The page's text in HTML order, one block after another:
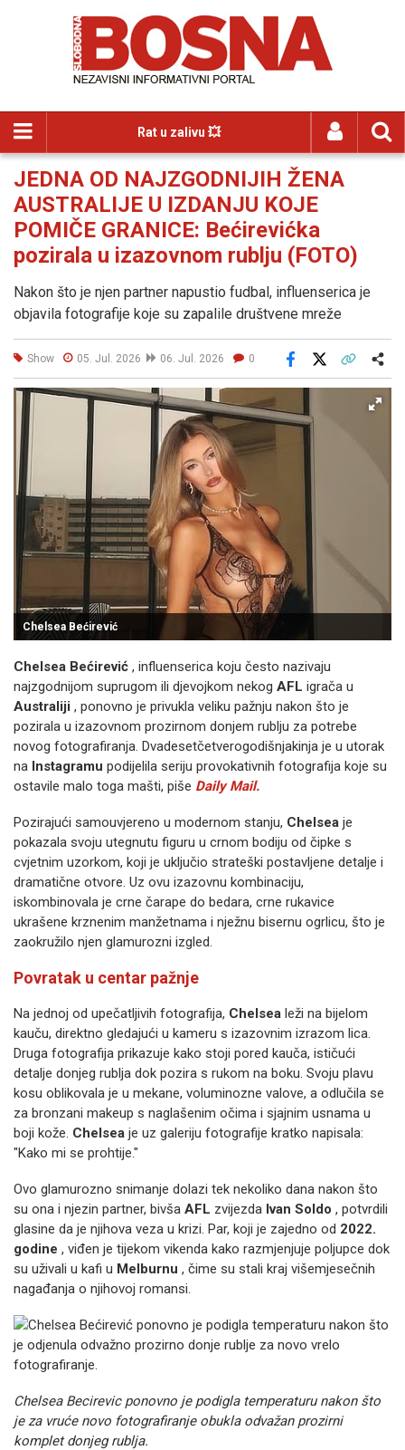
Rat u zalivu 💥
JEDNA OD NAJZGODNIJIH ŽENA
AUSTRALIJE U IZDANJU KOJE
POMIČE GRANICE: Bećirevićka
pozirala u izazovnom rublju (FOTO)
Nakon što je njen partner napustio fudbal, influenserica je
objavila fotografije koje su zapalile društvene mreže
Show 05. Jul. 2026 06. Jul. 2026 0
Facebook
Chelsea Bećirević
Chelsea Bećirević , influenserica koju često nazivaju
najzgodnijom suprugom ili djevojkom nekog AFL igrača u
Australiji , ponovno je privukla veliku pažnju nakon što je
pozirala u izazovnom prozirnom donjem rublju za potrebe
novog fotografiranja. Dvadesetčetverogodišnjakinja je u utorak
na Instagramu podijelila seriju provokativnih fotografija koje su
ostavile malo toga mašti, piše Daily Mail.
Pozirajući samouvjereno u modernom stanju, Chelsea je
pokazala svoju utegnutu figuru u crnom bodiju od čipke s
cvjetnim uzorkom, koji je uključio strateški postavljene detalje i
dramatične otvore. Uz ovu izazovnu kombinaciju,
iskombinovala je crne čarape do bedara, crne rukavice
ukrašene krznenim manžetnama i nježnu bisernu ogrlicu, što je
zaokružilo njen glamurozni izgled.
Povratak u centar pažnje
Na jednoj od upečatljivih fotografija, Chelsea leži na bijelom
kauču, direktno gledajući u kameru s izazovnim izrazom lica.
Druga fotografija prikazuje kako stoji pored kauča, ističući
detalje donjeg rublja dok pozira s rukom na boku. Svoju plavu
kosu oblikovala je u mekane, voluminozne valove, a odlučila se
za bronzani makeup s naglašenim očima i sjajnim usnama u
boji kože. Chelsea je uz galeriju fotografije kratko napisala:
"Kako mi se prohtije."
Ovo glamurozno snimanje dolazi tek nekoliko dana nakon što
su ona i njezin partner, bivša AFL zvijezda Ivan Soldo , potvrdili
glasine da je njihova veza u krizi. Par, koji je zajedno od 2022.
godine , viđen je tijekom vikenda kako razmjenjuje poljupce dok
su uživali u kafi u Melburnu , čime su stali kraj višemjesečnih
nagađanja o njihovoj romansi.
Chelsea Becirevic ponovno je podigla temperaturu nakon što
je za vruće novo fotografiranje obukla odvažan prozirni
komplet donjeg rublja.